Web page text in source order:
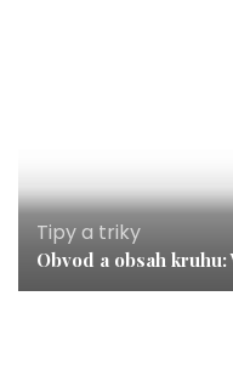
Tipy a triky
Obvod a obsah